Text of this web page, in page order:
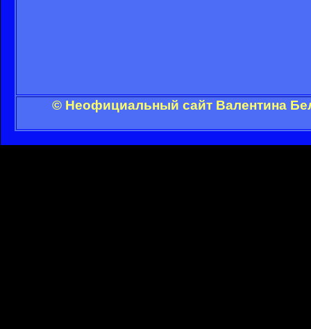
© Неофициальный сайт Валентина